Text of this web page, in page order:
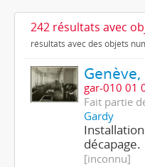
242 résultats avec
résultats avec des objets
gar-010 01
Fait partie
Gardy
décapage.
[inconnu]